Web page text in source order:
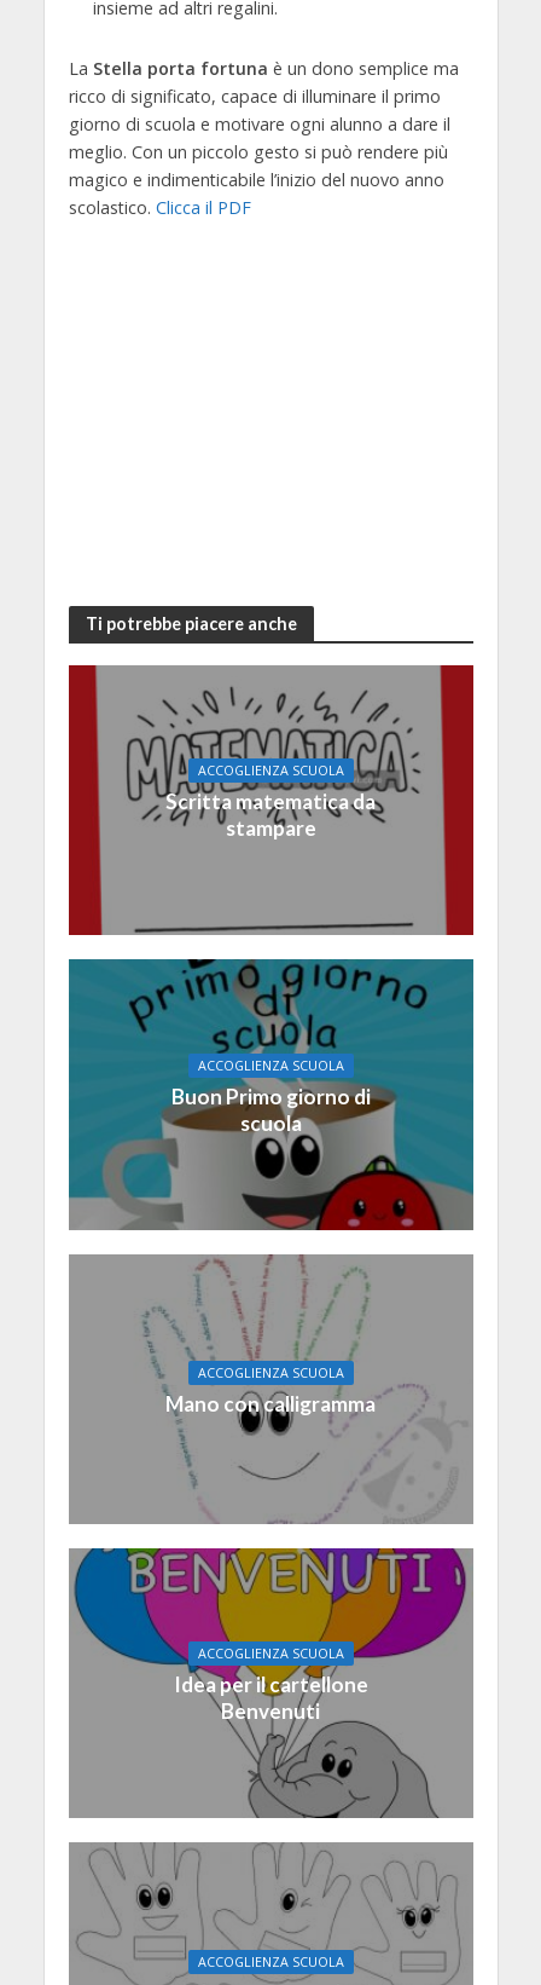
insieme ad altri regalini.
La Stella porta fortuna è un dono semplice ma
ricco di significato, capace di illuminare il primo
giorno di scuola e motivare ogni alunno a dare il
meglio. Con un piccolo gesto si può rendere più
magico e indimenticabile l’inizio del nuovo anno
scolastico. Clicca il PDF
Ti potrebbe piacere anche
ACCOGLIENZA SCUOLA
Scritta matematica da
stampare
ACCOGLIENZA SCUOLA
Buon Primo giorno di
scuola
ACCOGLIENZA SCUOLA
Mano con calligramma
ACCOGLIENZA SCUOLA
Idea per il cartellone
Benvenuti
ACCOGLIENZA SCUOLA